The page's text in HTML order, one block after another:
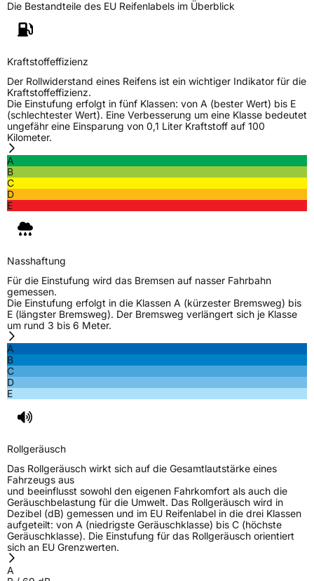
Weitere Eigenschaften
SchlauchtypTL
ZustandNeureifen
M+SJa
VerstärktXL
EU Label
Effizienz
Nasshaftung
Rollgeräusch (Klasse)
Rollgeräusch (dB)69
FahrzeugklasseC1
3PMSF / Schneeflockensymbol / Alpine-SymbolJa
EPREL ID
Allgemeine Produktsicherheit (GPSR)
HerstellerkontaktMANUFACTURE FRANCAISE DES
Carmes-Déchaux 23 63000 Clermont-
Ferrand Frankreich, contact@tc.michelin.eu
Die Bestandteile des EU Reifenlabels im Überblick
Kraftstoffeffizienz
Der Rollwiderstand eines Reifens ist ein wichtiger Indikator für die
Kraftstoffeffizienz.
Die Einstufung erfolgt in fünf Klassen: von A (bester Wert) bis E
(schlechtester Wert). Eine Verbesserung um eine Klasse bedeutet
ungefähr eine Einsparung von 0,1 Liter Kraftstoff auf 100
Kilometer.
A
B
C
D
E
Nasshaftung
Für die Einstufung wird das Bremsen auf nasser Fahrbahn
gemessen.
Die Einstufung erfolgt in die Klassen A (kürzester Bremsweg) bis
E (längster Bremsweg). Der Bremsweg verlängert sich je Klasse
um rund 3 bis 6 Meter.
A
B
C
D
E
Rollgeräusch
Das Rollgeräusch wirkt sich auf die Gesamtlautstärke eines
Fahrzeugs aus
und beeinflusst sowohl den eigenen Fahrkomfort als auch die
Geräuschbelastung für die Umwelt. Das Rollgeräusch wird in
Dezibel (dB) gemessen und im EU Reifenlabel in die drei Klassen
aufgeteilt: von A (niedrigste Geräuschklasse) bis C (höchste
Geräuschklasse). Die Einstufung für das Rollgeräusch orientiert
sich an EU Grenzwerten.
A